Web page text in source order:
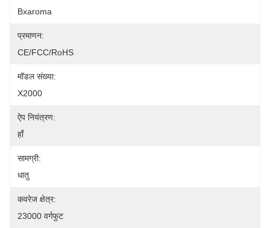
Bxaroma
प्रमाणन:
CE/FCC/RoHS
मॉडल संख्या:
X2000
ऐप नियंत्रण:
हाँ
सामग्री:
धातु
कवरेज क्षेत्र:
23000 वर्गफुट